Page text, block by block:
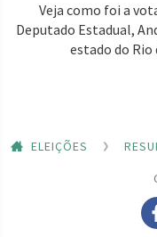
Veja como foi a
Deputado Estadual,
estado do Rio
ELEIÇÕES